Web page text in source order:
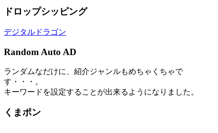
ドロップシッピング
デジタルドラゴン
Random Auto AD
ランダムなだけに、紹介ジャンルもめちゃくちゃで
す・・・。
キーワードを設定することが出来るようになりました。
くまポン